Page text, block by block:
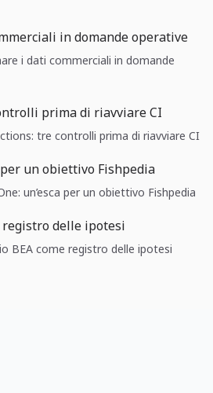
in domande operative
i dati commerciali in domande
prima di riavviare CI
tre controlli prima di riavviare CI
per un obiettivo Fishpedia
un’esca per un obiettivo Fishpedia
registro delle ipotesi
BEA come registro delle ipotesi